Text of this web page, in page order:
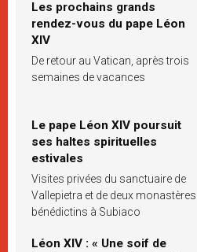
Les prochains grands
rendez-vous du pape Léon
XIV
De retour au Vatican, après trois
semaines de vacances
Le pape Léon XIV poursuit
ses haltes spirituelles
estivales
Visites privées du sanctuaire de
Vallepietra et de deux monastères
bénédictins à Subiaco
Léon XIV : « Une soif de